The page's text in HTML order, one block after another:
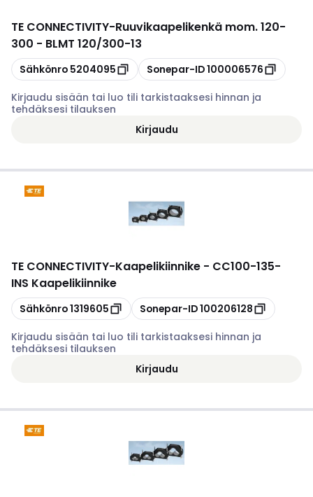
TE CONNECTIVITY-Ruuvikaapelikenkä mom. 120-
300 - BLMT 120/300-13
Kopioi
Sähkönro 5204095 Kopioi
Sonepar-ID100006576
Kirjaudu sisään tai luo tili tarkistaaksesi hinnan ja
tehdäksesi tilauksen
Kirjaudu
TE CONNECTIVITY-Kaapelikiinnike - CC100-135-
INS Kaapelikiinnike
Kopioi
Sähkönro1319605 Kopioi
Sonepar-ID100206128
Kirjaudu sisään tai luo tili tarkistaaksesi hinnan ja
tehdäksesi tilauksen
Kirjaudu